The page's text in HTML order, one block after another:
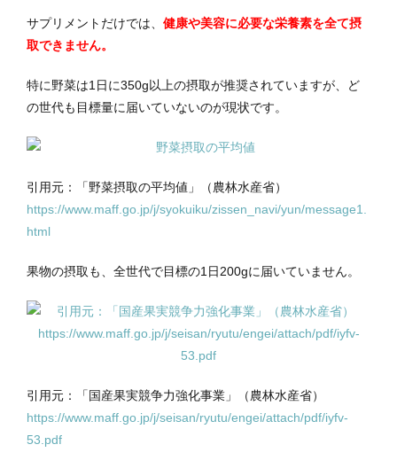
サプリメントだけでは、 健康や美容に必要な栄養素を全て摂
取できません。
特に野菜は1日に350g以上の摂取が推奨されていますが、ど
の世代も目標量に届いていないのが現状です。
引用元：「野菜摂取の平均値」（農林水産省）
https://www.maff.go.jp/j/syokuiku/zissen_navi/yun/message1.
html
果物の摂取も、全世代で目標の1日200gに届いていません。
引用元：「国産果実競争力強化事業」（農林水産省）
https://www.maff.go.jp/j/seisan/ryutu/engei/attach/pdf/iyfv-
53.pdf